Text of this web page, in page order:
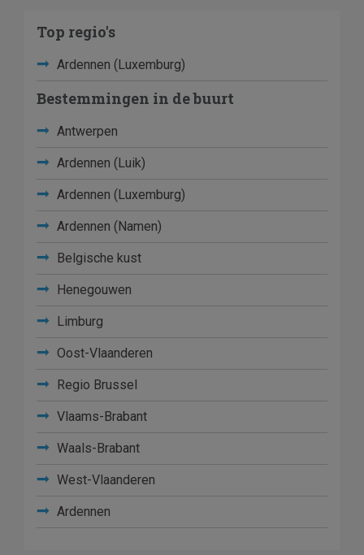
Top regio's
Ardennen (Luxemburg)
Bestemmingen in de buurt
Antwerpen
Ardennen (Luik)
Ardennen (Luxemburg)
Ardennen (Namen)
Belgische kust
Henegouwen
Limburg
Oost-Vlaanderen
Regio Brussel
Vlaams-Brabant
Waals-Brabant
West-Vlaanderen
Ardennen